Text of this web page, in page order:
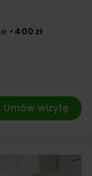
400 zł
Umów wizytę